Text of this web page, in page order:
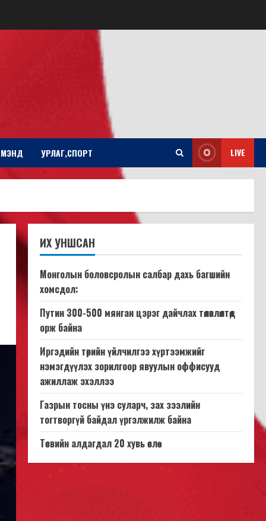
МЭНД УРЛАГ,СПОРТ LIVE
ИХ УНШСАН
Монголын боловсролын салбар дахь багшийн
хомсдол:
Путин 300-500 мянган цэрэг дайчлах төлөвлөлтөд
орж байна
Иргэдийн төрийн үйлчилгээ хүртээмжийг
нэмэгдүүлэх зорилгоор явуулын оффисууд
ажиллаж эхэллээ
Газрын тосны үнэ суларч, зах зээлийн
тогтворгүй байдал үргэлжилж байна
Төсвийн алдагдал 20 хувь өслөө